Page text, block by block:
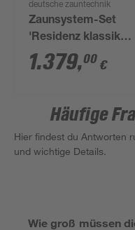
deutsche zauntechnik
Zaunsystem-Set
'Residenz klassik
Turin' anthrazitgrau
2400 x 80 cm
1.379,00 €
Häufige
Hier findest du Antworten
und wichtige Details.
Wie groß müssen